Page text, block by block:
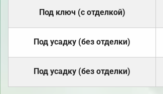
Под ключ (с отделкой)
Под усадку (без отделки)
Под усадку (без отделки)